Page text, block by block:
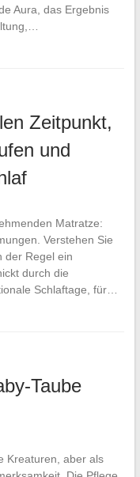
Aura, das Ergebnis
Zeitpunkt,
und
Matratze:
Verstehen Sie
der Regel ein
durch die
Schlaftage, für…
Taube
Kreaturen, aber als